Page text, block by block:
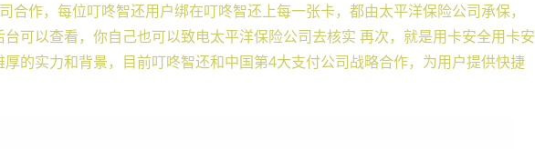
合作，每位叮咚智还用户绑在叮咚智还上每一张卡，都由太平洋保险公司承保，
可以查看，你自己也可以致电太平洋保险公司去核实 再次，就是用卡安全用卡安
的实力和背景，目前叮咚智还和中国第4大支付公司战略合作，为用户提供快捷